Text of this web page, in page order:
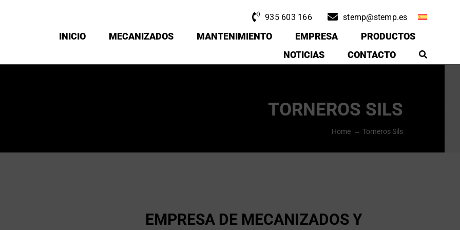
935 603 166 stemp@stemp.es
INICIO MECANIZADOS MANTENIMIENTO EMPRESA
PRODUCTOS
NOTICIAS
CONTACTO
TORNEROS SILS
Home Torneros Sils
EMPRESA DE MECANIZADOS Y